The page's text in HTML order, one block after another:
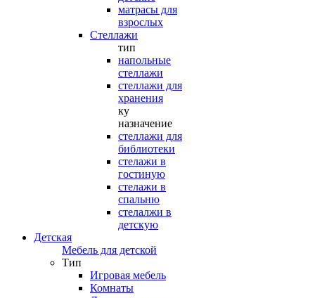
матрасы для
взрослых
Стеллажи
тип
напольные
стеллажи
стеллажи для
хранения
ку
назначение
стеллажи для
библиотеки
стелажи в
гостиную
стелажи в
спальню
стелалжи в
детскую
Детская
Мебель для детской
Тип
Игровая мебель
Комнаты